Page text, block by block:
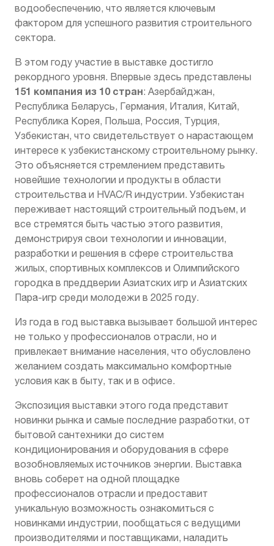
водообеспечению, что является ключевым
фактором для успешного развития строительного
сектора.
В этом году участие в выставке достигло
рекордного уровня. Впервые здесь представлены
151 компания из 10 стран: Азербайджан,
Республика Беларусь, Германия, Италия, Китай,
Республика Корея, Польша, Россия, Турция,
Узбекистан, что свидетельствует о нарастающем
интересе к узбекистанскому строительному рынку.
Это объясняется стремлением представить
новейшие технологии и продукты в области
строительства и HVAC/R индустрии. Узбекистан
переживает настоящий строительный подъем, и
все стремятся быть частью этого развития,
демонстрируя свои технологии и инновации,
разработки и решения в сфере строительства
жилых, спортивных комплексов и Олимпийского
городка в преддверии Азиатских игр и Азиатских
Пара-игр среди молодежи в 2025 году.
Из года в год выставка вызывает большой интерес
не только у профессионалов отрасли, но и
привлекает внимание населения, что обусловлено
желанием создать максимально комфортные
условия как в быту, так и в офисе.
Экспозиция выставки этого года представит
новинки рынка и самые последние разработки, от
бытовой сантехники до систем
кондиционирования и оборудования в сфере
возобновляемых источников энергии. Выставка
вновь соберет на одной площадке
профессионалов отрасли и предоставит
уникальную возможность ознакомиться с
новинками индустрии, пообщаться с ведущими
производителями и поставщиками, наладить